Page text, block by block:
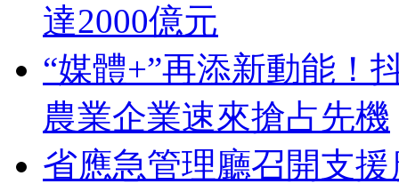
達2000億元
“媒體+”再添新動能！
農業企業速來搶占先機
省應急管理廳召開支